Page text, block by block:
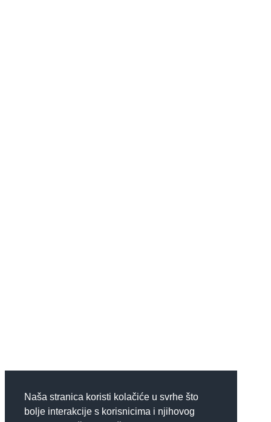
Naša stranica koristi kolačiće u svrhe što
bolje interakcije s korisnicima i njihovog